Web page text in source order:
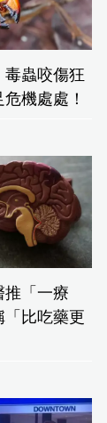
毒蟲咬傷狂
機處處！
推「一療
比吃藥更